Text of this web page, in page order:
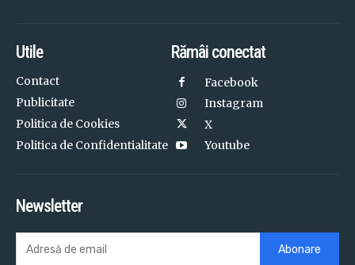
Utile
Contact
Publicitate
Politica de Cookies
Politica de Confidentialitate
Rămâi conectat
Facebook
Instagram
X
Youtube
Newsletter
Abonare